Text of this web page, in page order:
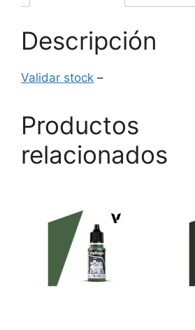
Descripción
Validar stock –
Productos
relacionados